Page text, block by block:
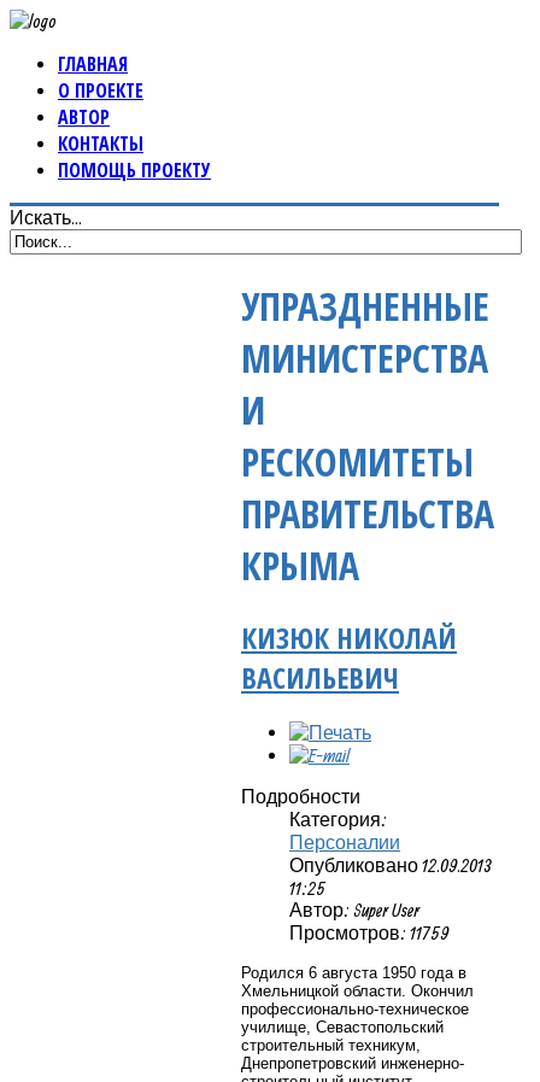
ГЛАВНАЯ
О ПРОЕКТЕ
АВТОР
КОНТАКТЫ
ПОМОЩЬ ПРОЕКТУ
Искать...
УПРАЗДНЕННЫЕ
МИНИСТЕРСТВА
И
РЕСКОМИТЕТЫ
ПРАВИТЕЛЬСТВА
КРЫМА
КИЗЮК НИКОЛАЙ
ВАСИЛЬЕВИЧ
Подробности
Категория:
Персоналии
Опубликовано 12.09.2013
11:25
Автор: Super User
Просмотров: 11759
Родился 6 августа 1950 года в
Хмельницкой области. Окончил
профессионально-техническое
училище, Севастопольский
строительный техникум,
Днепропетровский инженерно-